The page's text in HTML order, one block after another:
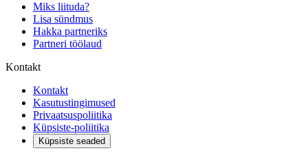
Miks liituda?
Lisa sündmus
Hakka partneriks
Partneri töölaud
Kontakt
Kontakt
Kasutustingimused
Privaatsuspoliitika
Küpsiste-poliitika
Küpsiste seaded